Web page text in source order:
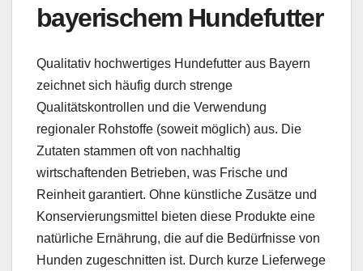
bayerischem Hundefutter
Qualitativ hochwertiges Hundefutter aus Bayern
zeichnet sich häufig durch strenge
Qualitätskontrollen und die Verwendung
regionaler Rohstoffe (soweit möglich) aus. Die
Zutaten stammen oft von nachhaltig
wirtschaftenden Betrieben, was Frische und
Reinheit garantiert. Ohne künstliche Zusätze und
Konservierungsmittel bieten diese Produkte eine
natürliche Ernährung, die auf die Bedürfnisse von
Hunden zugeschnitten ist. Durch kurze Lieferwege